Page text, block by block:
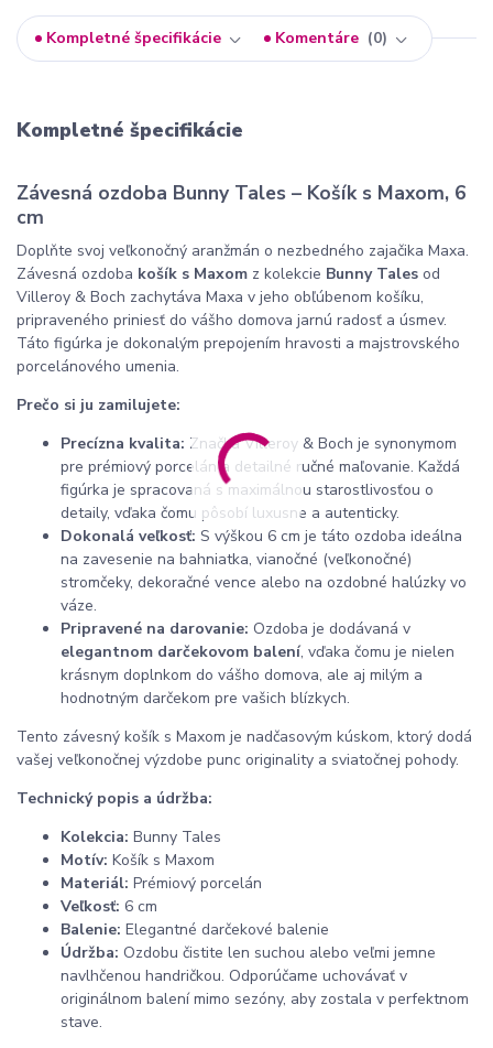
Kompletné špecifikácie Komentáre 0
Kompletné špecifikácie
Závesná ozdoba Bunny Tales – Košík s Maxom, 6
cm
Doplňte svoj veľkonočný aranžmán o nezbedného zajačika Maxa.
Závesná ozdoba košík s Maxom z kolekcie Bunny Tales od
Villeroy & Boch zachytáva Maxa v jeho obľúbenom košíku,
pripraveného priniesť do vášho domova jarnú radosť a úsmev.
Táto figúrka je dokonalým prepojením hravosti a majstrovského
porcelánového umenia.
Prečo si ju zamilujete:
Precízna kvalita: Značka Villeroy & Boch je synonymom
pre prémiový porcelán a detailné ručné maľovanie. Každá
figúrka je spracovaná s maximálnou starostlivosťou o
detaily, vďaka čomu pôsobí luxusne a autenticky.
Dokonalá veľkosť: S výškou 6 cm je táto ozdoba ideálna
na zavesenie na bahniatka, vianočné (veľkonočné)
stromčeky, dekoračné vence alebo na ozdobné halúzky vo
váze.
Pripravené na darovanie: Ozdoba je dodávaná v
elegantnom darčekovom balení, vďaka čomu je nielen
krásnym doplnkom do vášho domova, ale aj milým a
hodnotným darčekom pre vašich blízkych.
Tento závesný košík s Maxom je nadčasovým kúskom, ktorý dodá
vašej veľkonočnej výzdobe punc originality a sviatočnej pohody.
Technický popis a údržba:
Kolekcia: Bunny Tales
Motív: Košík s Maxom
Materiál: Prémiový porcelán
Veľkosť: 6 cm
Balenie: Elegantné darčekové balenie
Údržba: Ozdobu čistite len suchou alebo veľmi jemne
navlhčenou handričkou. Odporúčame uchovávať v
originálnom balení mimo sezóny, aby zostala v perfektnom
stave.